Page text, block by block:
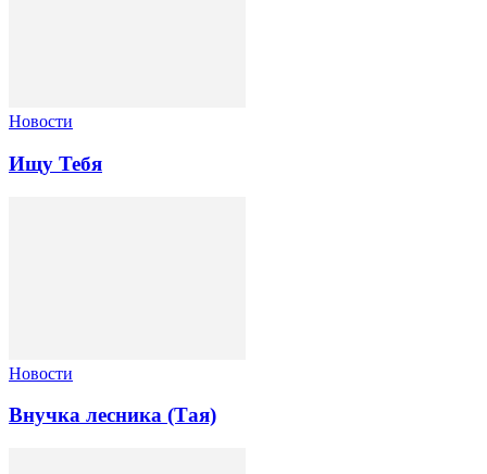
Новости
Ищу Тебя
Новости
Внучка лесника (Тая)